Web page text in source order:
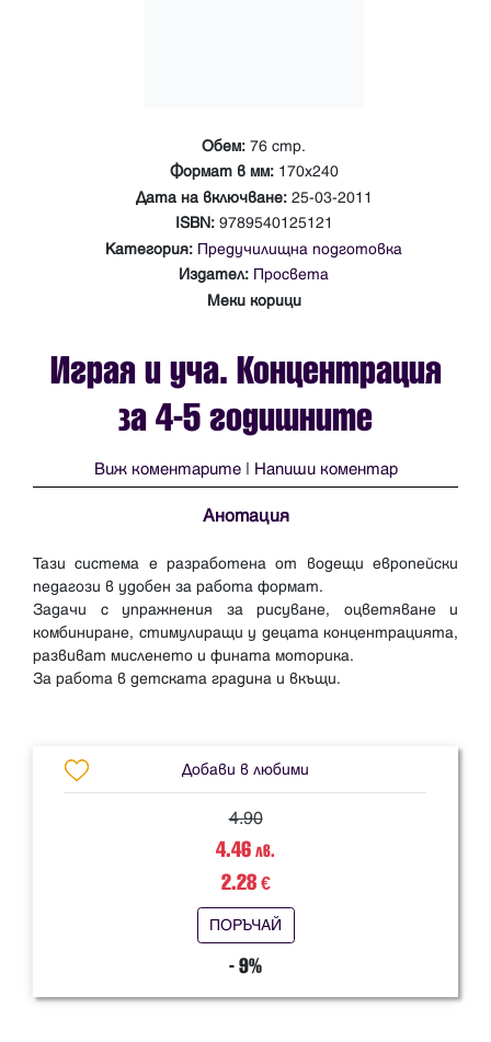
Обем: 76 стр.
Формат в мм: 170х240
Дата на включване: 25-03-2011
ISBN: 9789540125121
Категория: Предучилищна подготовка
Издател: Просвета
Меки корици
Играя и уча. Концентрация
за 4-5 годишните
Виж коментарите | Напиши коментар
Анотация
Тази система е разработена от водещи европейски
педагози в удобен за работа формат.
Задачи с упражнения за рисуване, оцветяване и
комбиниране, стимулиращи у децата концентрацията,
развиват мисленето и фината моторика.
За работа в детската градина и вкъщи.
Добави в любими
4.90
4.46 лв.
2.28€
ПОРЪЧАЙ
- 9%